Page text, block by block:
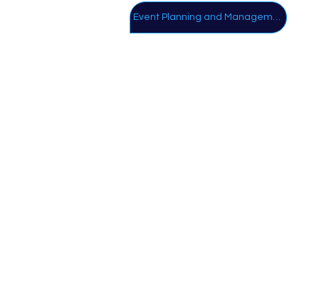
Event Planning and Management